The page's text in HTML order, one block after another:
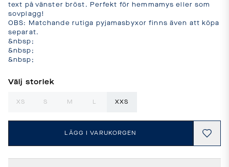
text på vänster bröst. Perfekt för hemmamys eller som
sovplagg!
OBS: Matchande rutiga pyjamasbyxor finns även att köpa
separat.
&nbsp;
&nbsp;
&nbsp;
Välj storlek
XS S M L XXS
LÄGG I VARUKORGEN